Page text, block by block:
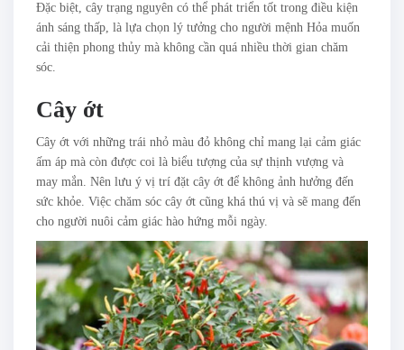
Đặc biệt, cây trạng nguyên có thể phát triển tốt trong điều kiện
ánh sáng thấp, là lựa chọn lý tưởng cho người mệnh Hỏa muốn
cải thiện phong thủy mà không cần quá nhiều thời gian chăm
sóc.
Cây ớt
Cây ớt với những trái nhỏ màu đỏ không chỉ mang lại cảm giác
ấm áp mà còn được coi là biểu tượng của sự thịnh vượng và
may mắn. Nên lưu ý vị trí đặt cây ớt để không ảnh hưởng đến
sức khỏe. Việc chăm sóc cây ớt cũng khá thú vị và sẽ mang đến
cho người nuôi cảm giác hào hứng mỗi ngày.